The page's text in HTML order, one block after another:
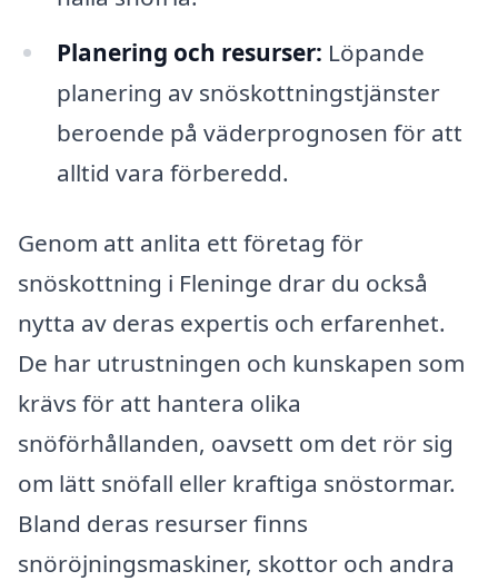
Planering och resurser: Löpande
planering av snöskottningstjänster
beroende på väderprognosen för att
alltid vara förberedd.
Genom att anlita ett företag för
snöskottning i Fleninge drar du också
nytta av deras expertis och erfarenhet.
De har utrustningen och kunskapen som
krävs för att hantera olika
snöförhållanden, oavsett om det rör sig
om lätt snöfall eller kraftiga snöstormar.
Bland deras resurser finns
snöröjningsmaskiner, skottor och andra